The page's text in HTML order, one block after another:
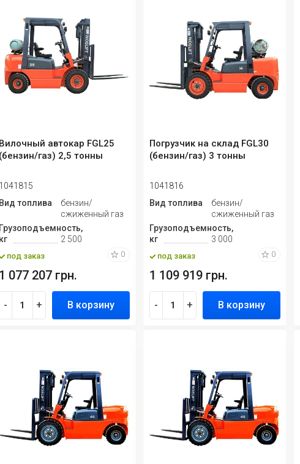
Вилочный автокар FGL25
(бензин/газ) 2,5 тонны
1041815
Вид топлива
бензин/
сжиженный газ
Грузоподъемность,
кг
2 500
под заказ 0
1 077 207 грн.
- + В корзину
Погрузчик на склад FGL30
(бензин/газ) 3 тонны
1041816
Вид топлива
бензин/
сжиженный газ
Грузоподъемность,
кг
3 000
под заказ 0
1 109 919 грн.
- + В корзину